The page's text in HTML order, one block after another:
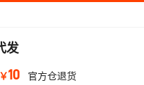
发
￥10 官方仓退货